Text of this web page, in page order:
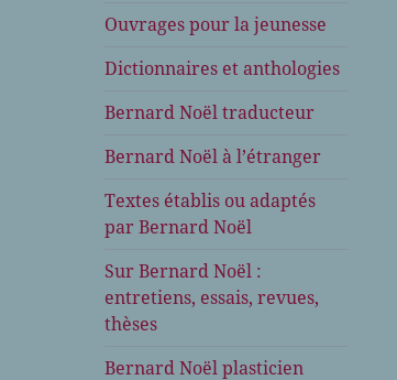
Ouvrages pour la jeunesse
Dictionnaires et anthologies
Bernard Noël traducteur
Bernard Noël à l’étranger
Textes établis ou adaptés
par Bernard Noël
Sur Bernard Noël :
entretiens, essais, revues,
thèses
Bernard Noël plasticien